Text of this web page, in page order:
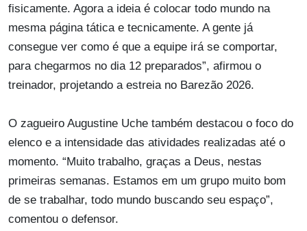
fisicamente. Agora a ideia é colocar todo mundo na
mesma página tática e tecnicamente. A gente já
consegue ver como é que a equipe irá se comportar,
para chegarmos no dia 12 preparados”, afirmou o
treinador, projetando a estreia no Barezão 2026.
O zagueiro Augustine Uche também destacou o foco do
elenco e a intensidade das atividades realizadas até o
momento. “Muito trabalho, graças a Deus, nestas
primeiras semanas. Estamos em um grupo muito bom
de se trabalhar, todo mundo buscando seu espaço”,
comentou o defensor.